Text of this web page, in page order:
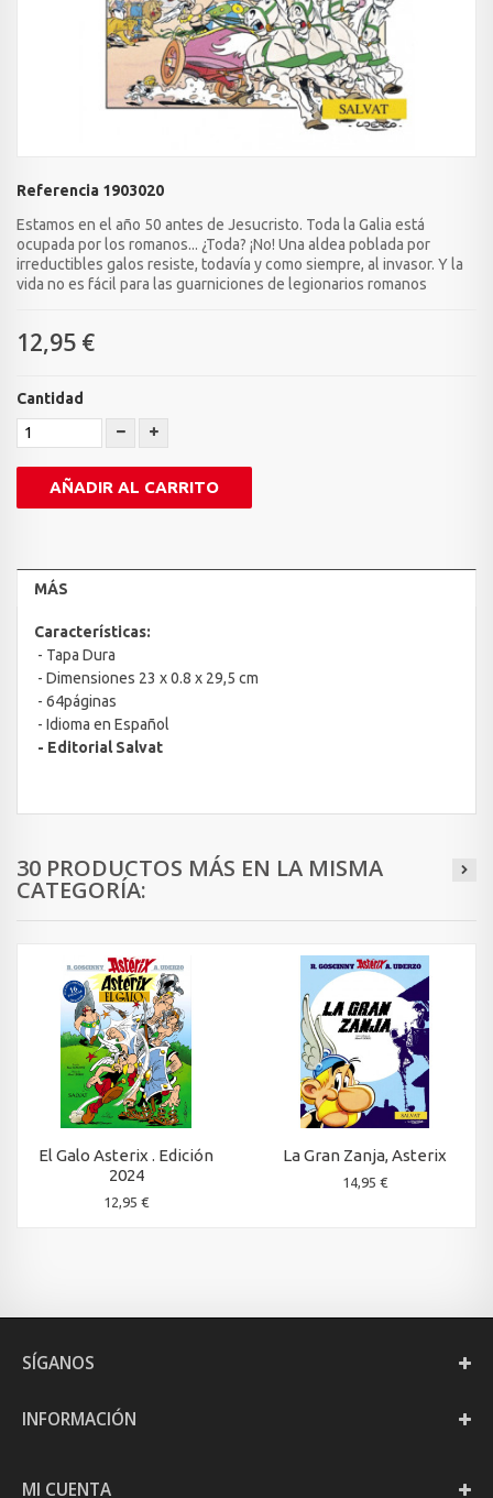
Referencia 1903020
Estamos en el año 50 antes de Jesucristo. Toda la Galia está
ocupada por los romanos... ¿Toda? ¡No! Una aldea poblada por
irreductibles galos resiste, todavía y como siempre, al invasor. Y la
vida no es fácil para las guarniciones de legionarios romanos
12,95 €
Cantidad
AÑADIR AL CARRITO
MÁS
Características:
- Tapa Dura
- Dimensiones 23 x 0.8 x 29,5 cm
- 64páginas
- Idioma en Español
- Editorial Salvat
30 PRODUCTOS MÁS EN LA MISMA
CATEGORÍA:
El Galo Asterix . Edición
2024
12,95 €
La Gran Zanja, Asterix
14,95 €
SÍGANOS
INFORMACIÓN
MI CUENTA